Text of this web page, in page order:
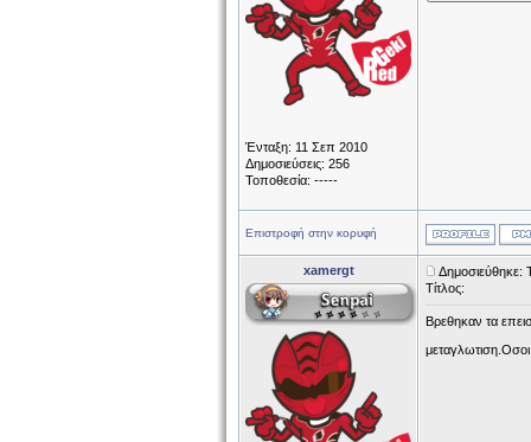
Ένταξη: 11 Σεπ 2010
Δημοσιεύσεις: 256
Τοποθεσία: -----
Επιστροφή στην κορυφή
xamergt
Δημοσιεύθηκε:
Τίτλος:
Βρεθηκαν τα
μεταγλωτιση.Οσοι